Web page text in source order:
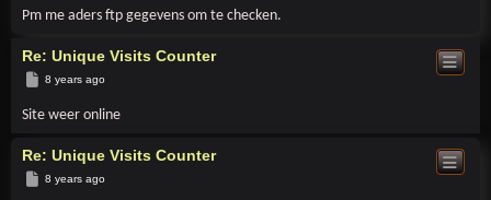
Pm me aders ftp gegevens om te checken.
Re: Unique Visits Counter
Post
8 years ago
Site weer online
Re: Unique Visits Counter
Post
8 years ago